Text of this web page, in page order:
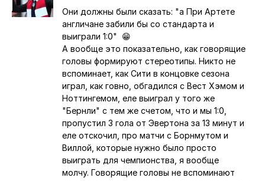
Ответ на комментарий пользователяПерс
Они должны были сказать: "а При Артете
англичане забили бы со стандарта и
выиграли 1:0" 😁
А вообще это показательно, как говорящие
головы формируют стереотипы. Никто не
вспоминает, как Сити в концовке сезона
играл, как говно, обгадился с Вест Хэмом и
Ноттингемом, еле выиграл у того же
"Бернли" с тем же счетом, что и мы 1:0,
пропустил 3 гола от Эвертона за 13 минут и
еле отскочил, про матчи с Борнмутом и
Виллой, которые нужно было просто
выиграть для чемпионства, я вообще
молчу. Говорящие головы не вспоминают